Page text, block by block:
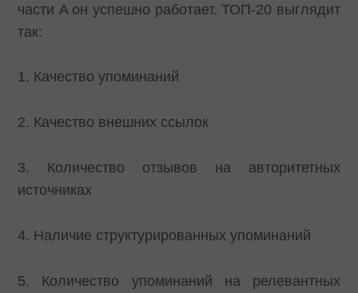
части A он успешно работает. ТОП-20 выглядит
так:
1. Качество упоминаний
2. Качество внешних ссылок
3. Количество отзывов на авторитетных
источниках
4. Наличие структурированных упоминаний
5. Количество упоминаний на релевантных